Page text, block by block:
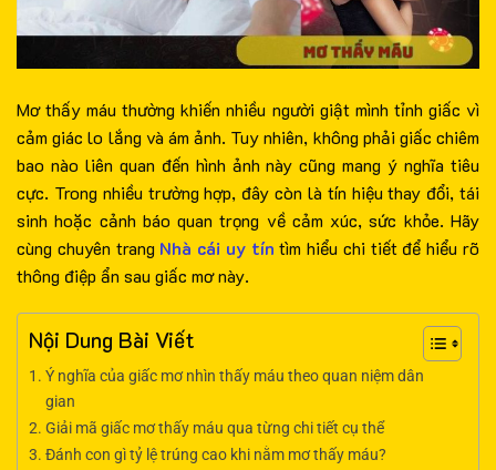
Mơ thấy máu thường khiến nhiều người giật mình tỉnh giấc vì
cảm giác lo lắng và ám ảnh. Tuy nhiên, không phải giấc chiêm
bao nào liên quan đến hình ảnh này cũng mang ý nghĩa tiêu
cực. Trong nhiều trường hợp, đây còn là tín hiệu thay đổi, tái
sinh hoặc cảnh báo quan trọng về cảm xúc, sức khỏe. Hãy
cùng chuyên trang Nhà cái uy tín tìm hiểu chi tiết để hiểu rõ
thông điệp ẩn sau giấc mơ này.
Nội Dung Bài Viết
Ý nghĩa của giấc mơ nhìn thấy máu theo quan niệm dân
gian
Giải mã giấc mơ thấy máu qua từng chi tiết cụ thể
Đánh con gì tỷ lệ trúng cao khi nằm mơ thấy máu?